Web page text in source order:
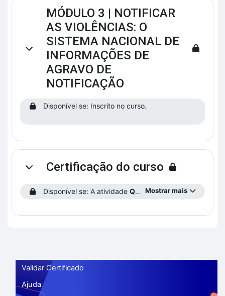
Contrair
MÓDULO 3 | NOTIFICAR
AS VIOLÊNCIAS: O
SISTEMA NACIONAL DE
INFORMAÇÕES DE
AGRAVO DE
NOTIFICAÇÃO
Disponível se: Inscrito no curso.
ContrairCertificação do curso
Mostrar mais
Disponível se: A atividade Questionário 3 – Caso 5
Validar Certificado
Ajuda